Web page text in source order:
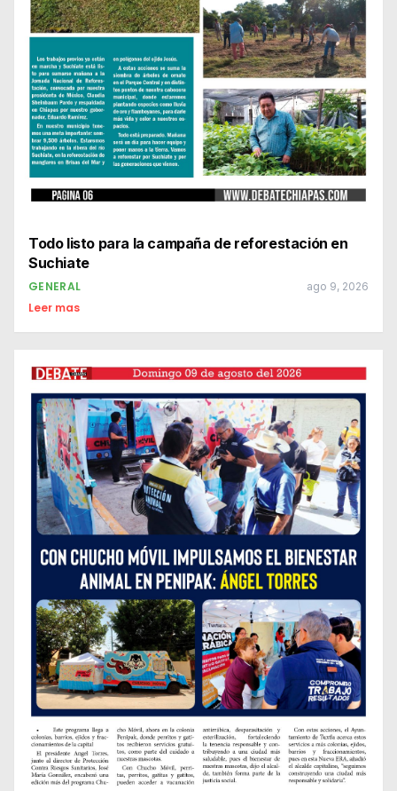
Todo listo para la campaña de reforestación en
Suchiate
GENERAL ago 9, 2026
Leer mas